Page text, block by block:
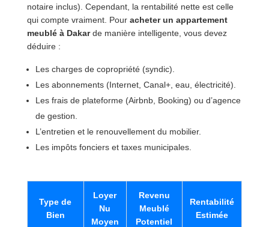
notaire inclus). Cependant, la rentabilité nette est celle
qui compte vraiment. Pour acheter un appartement
meublé à Dakarde manière intelligente, vous devez
déduire :
Les charges de copropriété (syndic).
Les abonnements (Internet, Canal+, eau, électricité).
Les frais de plateforme (Airbnb, Booking) ou d’agence
de gestion.
L’entretien et le renouvellement du mobilier.
Les impôts fonciers et taxes municipales.
Type de
Bien
Loyer
Nu
Moyen
Revenu
Meublé
Potentiel
Rentabilité
Estimée